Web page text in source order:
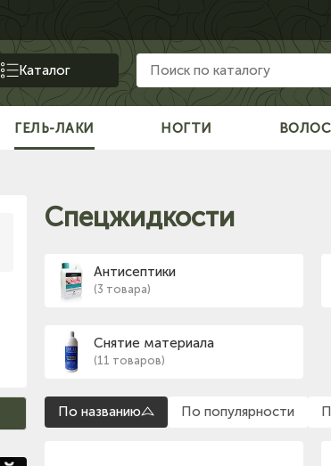
Каталог
ГЕЛЬ-ЛАКИ НОГТИ
Спецжидкости
Антисептики
(3 товара)
Снятие материала
(11 товаров)
По названию По популярности